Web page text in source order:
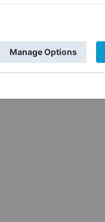
Turismo en el
hoy
de cara al último